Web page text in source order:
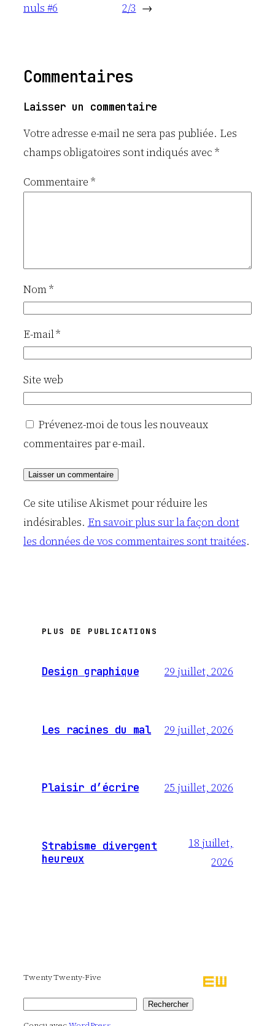
nuls #6
2/3 →
Commentaires
Laisser un commentaire
Votre adresse e-mail ne sera pas publiée. Les
champs obligatoires sont indiqués avec*
Commentaire *
Nom*
E-mail*
Site web
Prévenez-moi de tous les nouveaux
commentaires par e-mail.
Ce site utilise Akismet pour réduire les
indésirables. En savoir plus sur la façon dont
les données de vos commentaires sont traitées.
PLUS DE PUBLICATIONS
Design graphique 29 juillet, 2026
Les racines du mal 29 juillet, 2026
Plaisir d’écrire 25 juillet, 2026
Strabisme divergent
heureux
18 juillet,
2026
Twenty Twenty-Five
Rechercher Rechercher